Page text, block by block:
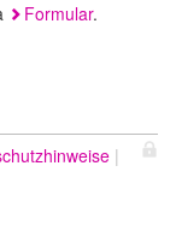
Formular.